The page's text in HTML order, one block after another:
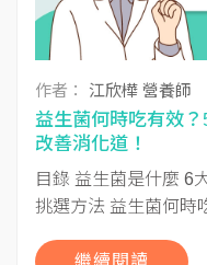
作者： 江欣樺 營養師
益生菌何時吃有效
改善消化道！
目錄 益生菌是什麼 6
挑選方法 益生菌何時
繼續閱讀